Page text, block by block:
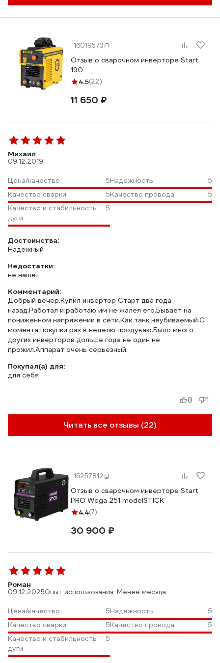
16019573
Отзыв о сварочном инверторе Start
190
4.5(22)
11 650 ₽
Михаил
09.12.2019
Цена/качество 5Надежность
5
Качество сварки
5Качество провода
5
Качество и стабильность
дуги
5
Достоинства:
Надежный
Недостатки:
не нашел
Комментарий:
Добрый вечер.Купил инвертор Старт два года
назад.Работал и работаю им не жалея его.Бывает на
пониженном напряжении в сети.Как танк неубиваемый.С
момента покупки раз в неделю продуваю.Было много
других инверторов дольше года не один не
прожил.Аппарат очень серьезный.
Покупал(а) для:
для себя
Читать все отзывы (22)
8 1
16257812
Отзыв о сварочном инверторе Start
PRO Wega 251 modelSTICK
4.4(7)
30 900 ₽
Роман
09.12.2025Опыт использования: Менее месяца
Цена/качество 5Надежность
5
Качество сварки
5Качество провода
5
Качество и стабильность
дуги
5